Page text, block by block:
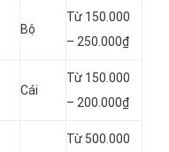
Bộ
Từ 150.000
– 250.000₫
Cái
Từ 150.000
– 200.000₫
Từ 500.000